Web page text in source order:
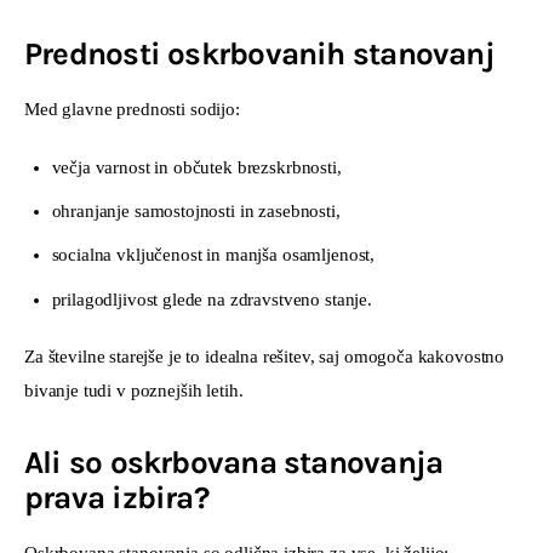
Prednosti oskrbovanih stanovanj
Med glavne prednosti sodijo:
večja varnost in občutek brezskrbnosti,
ohranjanje samostojnosti in zasebnosti,
socialna vključenost in manjša osamljenost,
prilagodljivost glede na zdravstveno stanje.
Za številne starejše je to idealna rešitev, saj omogoča kakovostno
bivanje tudi v poznejših letih.
Ali so oskrbovana stanovanja
prava izbira?